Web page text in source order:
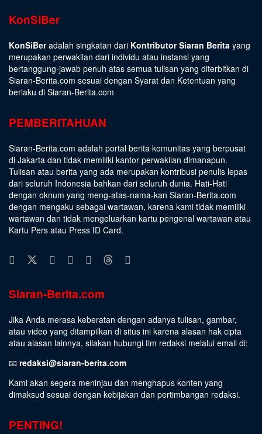
KonSiBer
KonSiBeradalah singkatan dari Kontributor Siaran Berita yang
merupakan perwakilan dari individu atau instansi yang
bertanggung-jawab penuh atas semua tulisan yang diterbitkan di
Siaran-Berita.com sesuai dengan Syarat dan Ketentuan yang
berlaku di Siaran-Berita.com
PEMBERITAHUAN
Siaran-Berita.com adalah portal berita komunitas yang berpusat
di Jakarta dan tidak memiliki kantor perwakilan dimanapun.
Tulisan atau berita yang ada merupakan kontribusi penulis lepas
dari seluruh Indonesia bahkan dari seluruh dunia. Hati-Hati
dengan oknum yang meng-atas-nama-kan Siaran-Berita.com
dengan mengaku sebagai wartawan, karena kami tidak memiliki
wartawan dan tidak mengeluarkan kartu pengenal wartawan atau
Kartu Pers atau Press ID Card.
Siaran-Berita.com
Jika Anda merasa keberatan dengan adanya tulisan, gambar,
atau video yang ditampilkan di situs ini karena alasan hak cipta
atau alasan lainnya, silakan hubungi tim redaksi melalui email di:
📧 redaksi@siaran-berita.com
Kami akan segera meninjau dan menghapus konten yang
dimaksud sesuai dengan kebijakan dan pertimbangan redaksi.
PENTING!